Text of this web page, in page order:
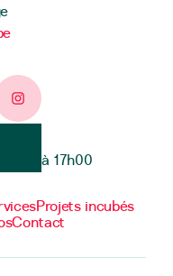
page
Instagram page
9h00 à 17h00
Projets incubés
Contact